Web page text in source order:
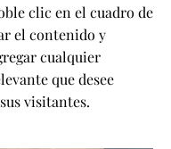
clic en el cuadro de
el contenido y
cualquier
que desee
visitantes.